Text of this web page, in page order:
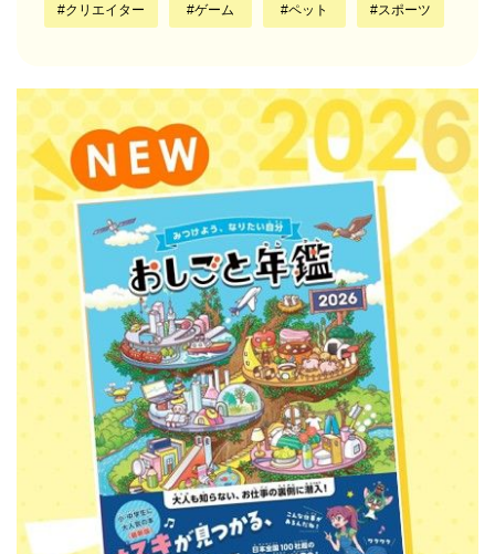
クリエイター ゲーム ペット スポーツ